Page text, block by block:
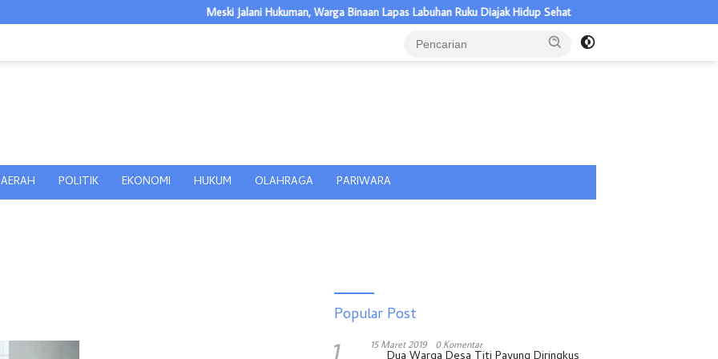
Meski Jalani Hukuman, Warga Binaan Lapas Labuhan Ruku Diajak Hidup Sehat
POLITIK EKONOMI HUKUM OLAHRAGA PARIWARA
Popular Post
15 Maret 2019 0 Komentar